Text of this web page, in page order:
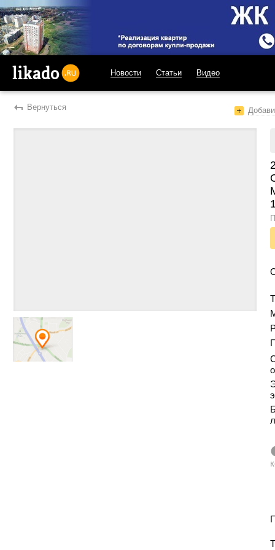
Новости Статьи Видео
Вернуться